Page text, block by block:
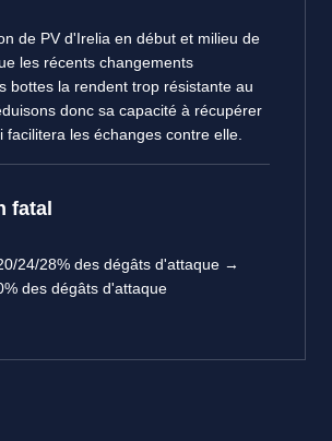
de PV d'Irelia en début et milieu de
les récents changements
bottes la rendent trop résistante au
donc sa capacité à récupérer
facilitera les échanges contre elle.
fatal
24/28% des dégâts d'attaque →
des dégâts d'attaque